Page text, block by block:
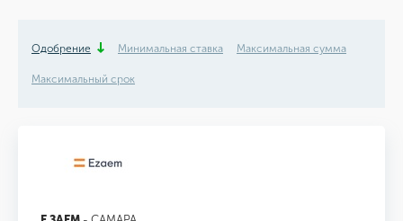
Одобрение Минимальная ставка Максимальная сумма
Максимальный срок